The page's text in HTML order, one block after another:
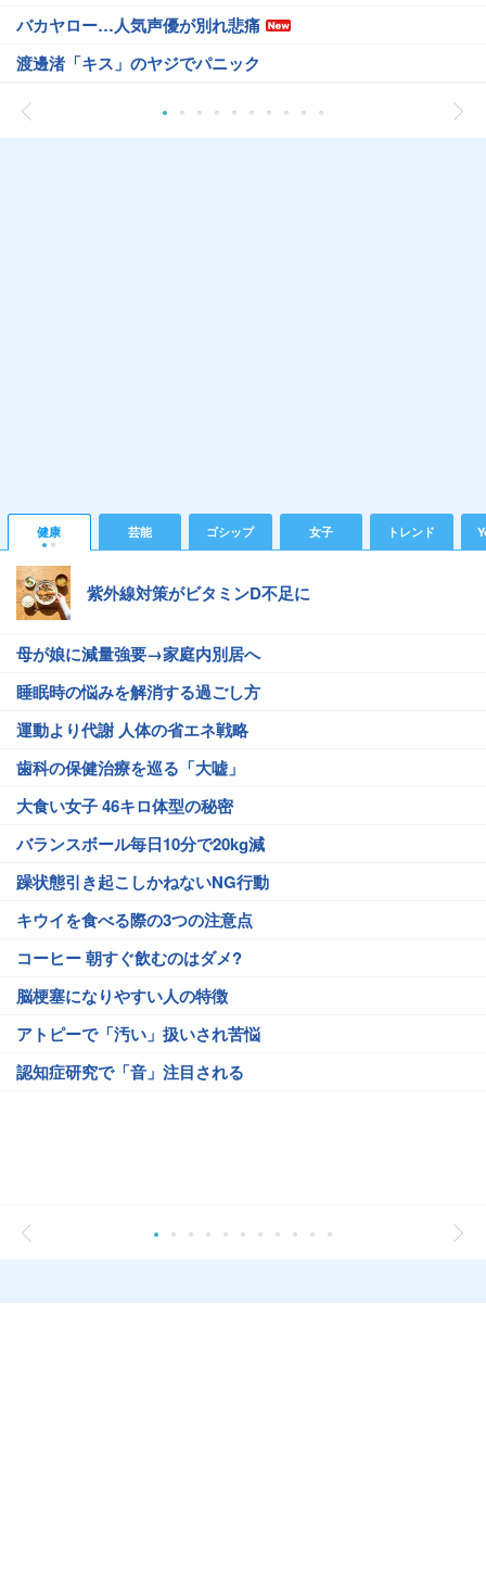
バカヤロー…人気声優が別れ悲痛
渡邊渚「キス」のヤジでパニック
健康 芸能 ゴシップ 女子 トレンド
紫外線対策がビタミンD不足に
母が娘に減量強要→家庭内別居へ
睡眠時の悩みを解消する過ごし方
運動より代謝 人体の省エネ戦略
歯科の保健治療を巡る「大嘘」
大食い女子 46キロ体型の秘密
バランスボール毎日10分で20kg減
躁状態引き起こしかねないNG行動
キウイを食べる際の3つの注意点
コーヒー 朝すぐ飲むのはダメ?
脳梗塞になりやすい人の特徴
アトピーで「汚い」扱いされ苦悩
認知症研究で「音」注目される